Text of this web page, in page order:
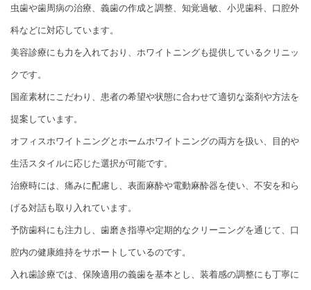
虫歯や歯周病の治療、義歯の作成と調整、知覚過敏、小児歯科、口腔外
科などに対応しています。
美容診療にも力を入れており、ホワイトニングも提供しているクリニッ
クです。
国産素材にこだわり、患者の希望や状態に合わせて適切な薬剤や方法を
提案しています。
オフィスホワイトニングとホームホワイトニングの両方を扱い、目的や
生活スタイルに応じた選択が可能です。
治療時には、痛みに配慮し、表面麻酔や電動麻酔器を使い、不安を和ら
げる対話も取り入れています。
予防歯科にも注力し、歯磨き指導や定期的なクリーニングを通じて、口
腔内の健康維持をサポートしているのです。
入れ歯診療では、保険適用の義歯を基本とし、装着感の調整にも丁寧に